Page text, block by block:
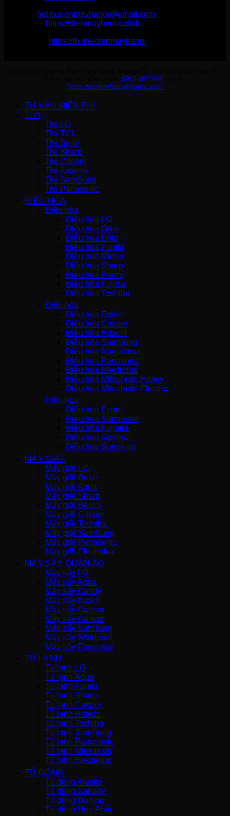
hotro.dienmayhanoi@gmail.com
https://dienmayhanoi.click
https://fb.me/dienmayhanoi
0912.094.988. Email:
hotro.dienmayhanoi@gmail.com
TƯ VẤN MIỄN PHÍ
TIVI
Tivi LG
Tivi TCL
Tivi Sony
Tivi Sharp
Tivi Casper
Tivi Asanzo
Tivi SamSung
Tivi Panasonic
ĐIỀU HÒA
Điều hòa
Điều hòa LG
Điều hòa Gree
Điều hòa Erito
Điều hòa Funiki
Điều hòa Midea
Điều hòa Sharp
Điều hòa Dairry
Điều hòa Fujitsu
Điều hòa Toshiba
Điều hòa
Điều hòa Daikin
Điều hòa Casper
Điều hòa Hitachi
Điều hòa SamSung
Điều hòa Nagakawa
Điều hòa Panasonic
Điều hòa Electrolux
Điều hòa Mitsubishi Heavy
Điều hòa Mitsubishi Electric
Điều hòa
Điều hòa Ecool
Điều hòa Sunhouse
Điều hòa Fujiaire
Điều hòa General
Điều hòa Sumikura
MÁY GIẶT
Máy giặt LG
Máy giặt Beko
Máy giặt Aqua
Máy giặt Sharp
Máy giặt Bosch
Máy giặt Casper
Máy giặt Toshiba
Máy giặt SamSung
Máy giặt Panasonic
Máy giặt Electrolux
MÁY SẤY QUẦN ÁO
Máy sấy LG
Máy sấy Aqua
Máy sấy Candy
Máy sấy Bosch
Máy sấy Casper
Máy sấy Galanz
Máy sấy Samsung
Máy sấy Whirlpool
Máy sấy Electrolux
TỦ LẠNH
Tủ lạnh LG
Tủ lạnh Aqua
Tủ lạnh Funiki
Tủ lạnh Sharp
Tủ lạnh Casper
Tủ lạnh Hitachi
Tủ lạnh Toshiba
Tủ lạnh SamSung
Tủ lạnh Panasonic
Tủ lạnh Mitsubishi
Tủ lạnh Electrolux
TỦ ĐÔNG
Tủ đông Alaska
Tủ đông Sanaky
Tủ đông Darling
Tủ đông Hòa Phát